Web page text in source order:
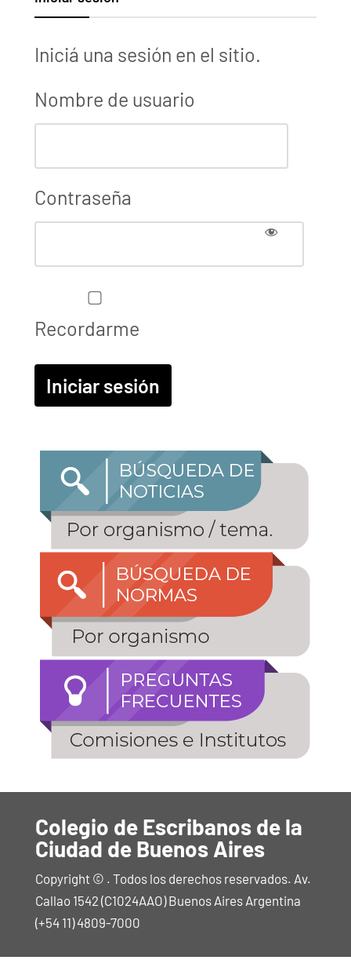
Iniciá una sesión en el sitio.
Nombre de usuario
Contraseña
Recordarme
Colegio de Escribanos de la
Ciudad de Buenos Aires
Copyright © . Todos los derechos reservados. Av.
Callao 1542 (C1024AAO) Buenos Aires Argentina
(+54 11) 4809-7000